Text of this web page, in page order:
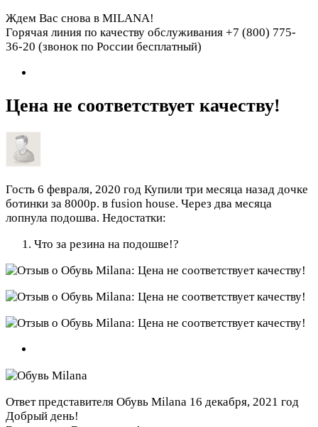
Ждем Вас снова в MILANA!
Горячая линия по качеству обслуживания +7 (800) 775-
36-20 (звонок по России бесплатный)
Цена не соответствует качеству!
Гость 6 февраля, 2020 год Купили три месяца назад дочке
ботинки за 8000р. в fusion house. Через два месяца
лопнула подошва. Недостатки:
Что за резина на подошве!?
Ответ представителя Обувь Milana 16 декабря, 2021 год
Добрый день!